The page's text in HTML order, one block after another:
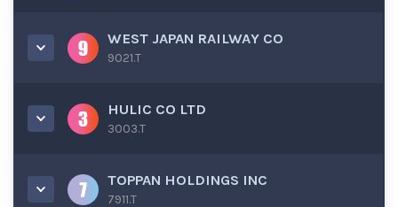
WEST JAPAN RAILWAY CO
9021.T
HULIC CO LTD
3003.T
TOPPAN HOLDINGS INC
7911.T